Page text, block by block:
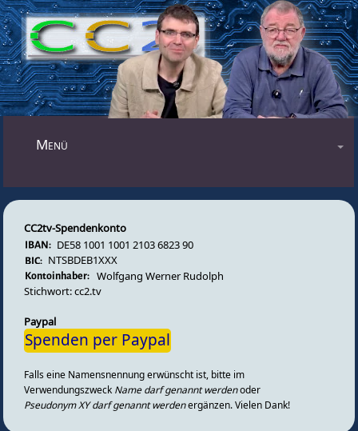
Mastodon
Menü
Videosendungen
Forum
Impressum
Gästebuch
CC2tv-Spendenkonto
DE58 1001 1001 2103 6823 90
NTSBDEB1XXX
Wolfgang Werner Rudolph
Stichwort: cc2.tv
Paypal
Spenden per Paypal
Falls eine Namensnennung erwünscht ist, bitte im
Verwendungszweck Name darf genannt werdenoder
Pseudonym XY darf genannt werdenergänzen. Vielen Dank!